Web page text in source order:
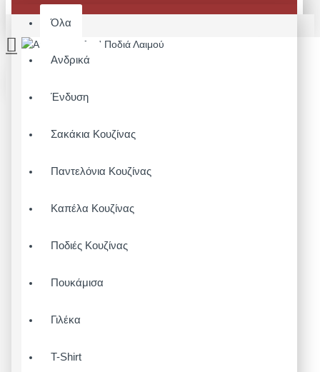
Όλα
Ανδρικά
Ένδυση
Σακάκια Κουζίνας
Παντελόνια Κουζίνας
Καπέλα Κουζίνας
Ποδιές Κουζίνας
Πουκάμισα
Γιλέκα
T-Shirt